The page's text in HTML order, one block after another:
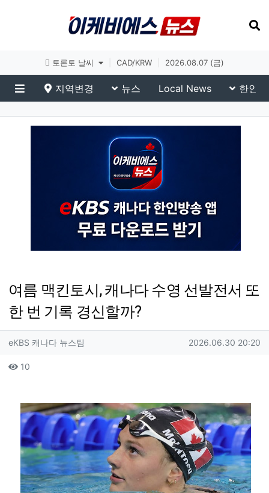
토론토 날씨 CAD/KRW 2026.08.07 (금)
메뉴
지역변경 뉴스 Local News 한인
eKBS News
여름 맥킨토시, 캐나다 수영 선발전서 또
한 번 기록 경신할까?
작성자 정보
eKBS 캐나다 뉴스팀 작성일
2026.06.30 20:20
컨텐츠 정보
10